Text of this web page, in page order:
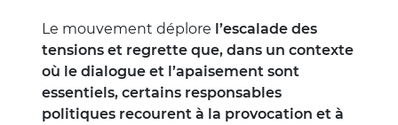
Le mouvement déplore l’escalade des
tensions et regrette que, dans un contexte
où le dialogue et l’apaisement sont
essentiels, certains responsables
politiques recourent à la provocation et à